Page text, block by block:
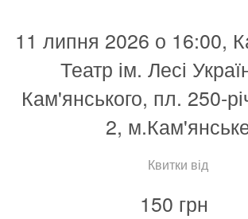
11 липня 2026 о 16:00,
Театр ім. Лесі
Кам'янського, пл. 250-
2,
Квитки від
150 грн